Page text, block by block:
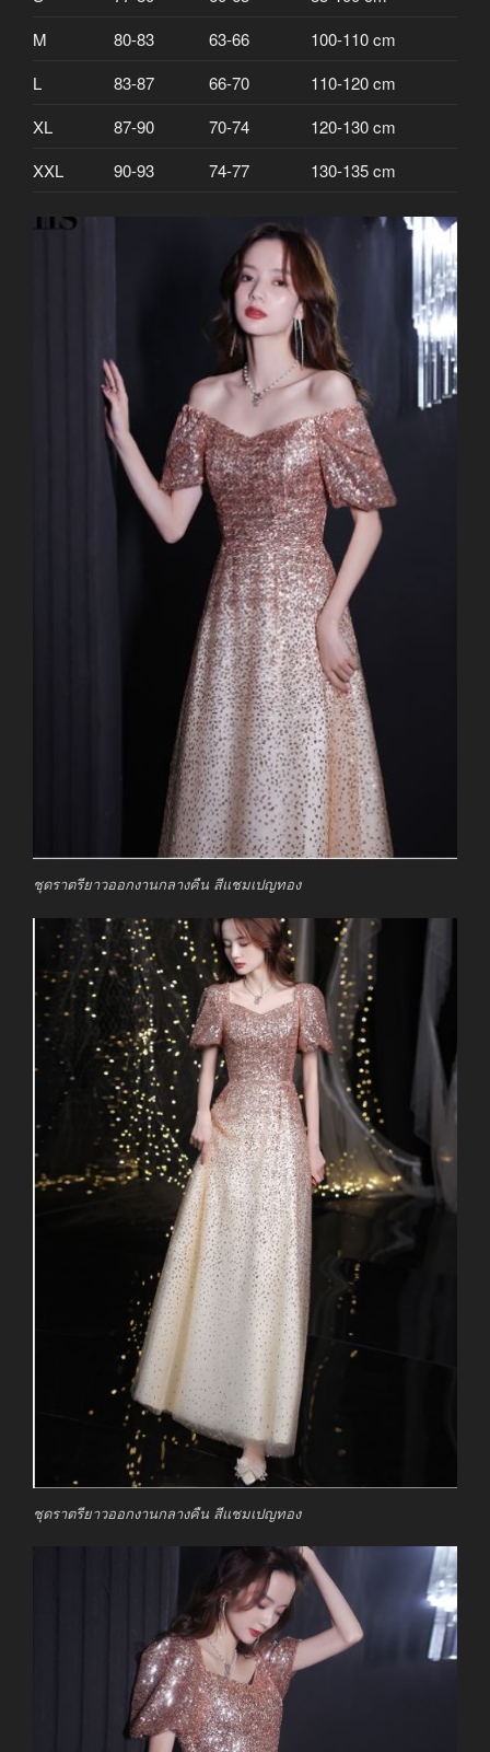
M
80-83 63-66
100-110 cm
L
83-87 66-70
110-120 cm
XL
87-90 70-74
120-130 cm
XXL
90-93 74-77 130-135 cm
ชุดราตรียาวออกงานกลางคืน สีแชมเปญทอง
ชุดราตรียาวออกงานกลางคืน สีแชมเปญทอง